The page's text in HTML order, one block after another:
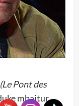
Le Pont des
mbajtur